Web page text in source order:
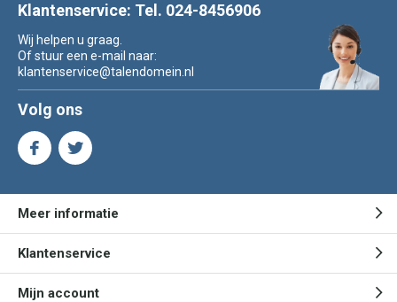
Klantenservice: Tel. 024-8456906
Wij helpen u graag.
Of stuur een e-mail naar:
klantenservice@talendomein.nl
Volg ons
Meer informatie
Klantenservice
Mijn account